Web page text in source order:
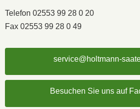
Telefon 02553 99 28 0 20
Fax 02553 99 28 0 49
service@holtmann-
Besuchen Sie uns auf